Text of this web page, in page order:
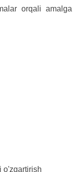
orqali amalga
o'zgartirish